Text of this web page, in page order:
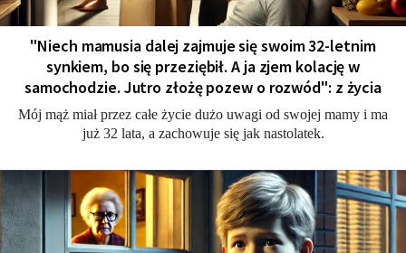
"Niech mamusia dalej zajmuje się swoim 32-letnim
synkiem, bo się przeziębił. A ja zjem kolację w
samochodzie. Jutro złożę pozew o rozwód": z życia
Mój mąż miał przez całe życie dużo uwagi od swojej mamy i ma
już 32 lata, a zachowuje się jak nastolatek.